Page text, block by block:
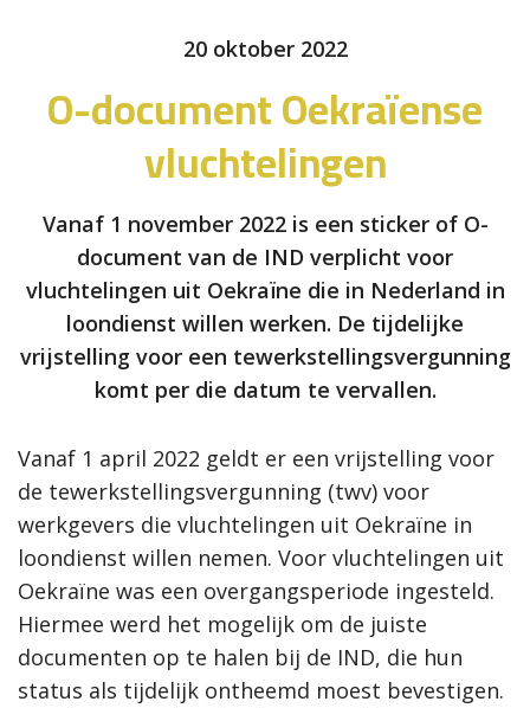
20 oktober 2022
O-document Oekraïense
vluchtelingen
Vanaf 1 november 2022 is een sticker of O-
document van de IND verplicht voor
vluchtelingen uit Oekraïne die in Nederland in
loondienst willen werken. De tijdelijke
vrijstelling voor een tewerkstellingsvergunning
komt per die datum te vervallen.
Vanaf 1 april 2022 geldt er een vrijstelling voor
de tewerkstellingsvergunning (twv) voor
werkgevers die vluchtelingen uit Oekraïne in
loondienst willen nemen. Voor vluchtelingen uit
Oekraïne was een overgangsperiode ingesteld.
Hiermee werd het mogelijk om de juiste
documenten op te halen bij de IND, die hun
status als tijdelijk ontheemd moest bevestigen.